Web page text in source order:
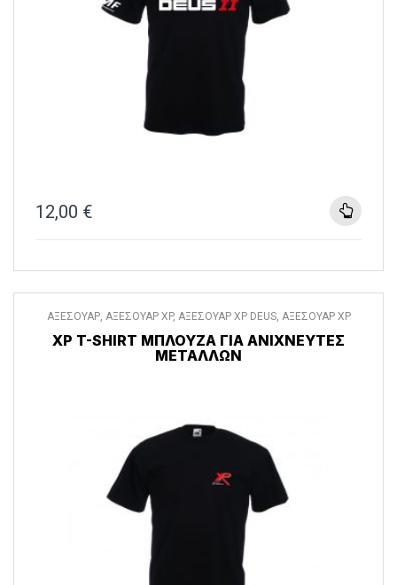
12,00 €
ΑΞΕΣΟΥΑΡ, ΑΞΕΣΟΥΑΡ XP, ΑΞΕΣΟΥΑΡ XP DEUS, ΑΞΕΣΟΥΑΡ XP
XP T-SHIRT ΜΠΛΟΎΖΑ ΓΙΑ ΑΝΙΧΝΕΥΤΈΣ
ΜΕΤΆΛΛΩΝ